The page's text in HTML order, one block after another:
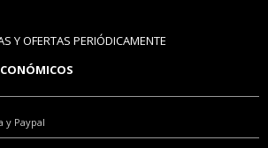
Y OFERTAS PERIÓDICAMENTE
y Paypal